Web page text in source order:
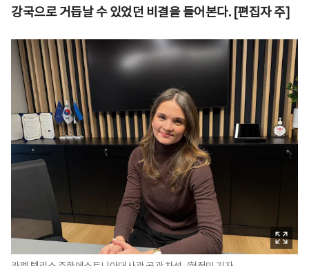
강국으로 거듭날 수 있었던 비결을 들어본다. [편집자 주]